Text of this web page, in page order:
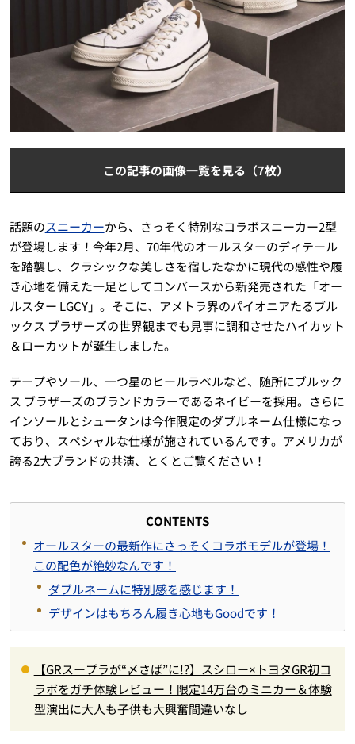
この記事の画像一覧を見る（7枚）
話題のスニーカーから、さっそく特別なコラボスニーカー2型
が登場します！今年2月、70年代のオールスターのディテール
を踏襲し、クラシックな美しさを宿したなかに現代の感性や履
き心地を備えた一足としてコンバースから新発売された「オー
ルスター LGCY」。そこに、アメトラ界のパイオニアたるブル
ックス ブラザーズの世界観までも見事に調和させたハイカット
＆ローカットが誕生しました。
テープやソール、一つ星のヒールラベルなど、随所にブルック
ス ブラザーズのブランドカラーであるネイビーを採用。さらに
インソールとシュータンは今作限定のダブルネーム仕様になっ
ており、スペシャルな仕様が施されているんです。アメリカが
誇る2大ブランドの共演、とくとご覧ください！
CONTENTS
オールスターの最新作にさっそくコラボモデルが登場！
この配色が絶妙なんです！
ダブルネームに特別感を感じます！
デザインはもちろん履き心地もGoodです！
【GRスープラが“〆さば”に!?】スシロー×トヨタGR初コ
ラボをガチ体験レビュー！限定14万台のミニカー＆体験
型演出に大人も子供も大興奮間違いなし